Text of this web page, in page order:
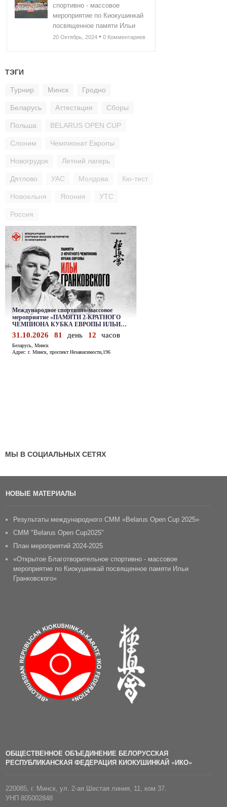
спортивно - массовое
мероприятие по Киокушинкай
посвященное памяти Ильи
20 Октябрь, 2024 • 0 Комментариев
ТЭГИ
Турнир Минск Гродно
Беларусь Аттестация Сборы
Польша BELARUS OPEN CUP
Слоним Чемпионат Европы
Новогрудок Летний лагерь
Дятлово УАС Молдова Кю-тест
Новоельня Япония УТС
Россия
МЫ В СОЦИАЛЬНЫХ СЕТЯХ
НОВЫЕ МАТЕРИАЛЫ
Результаты международного СММ «Belarus Open Cup 2025»
CММ "Belarus Open Cup2025"
План мероприятий 2024-2025
«Открытое Благотворительное спортивно - массовое
мероприятие по Киокушинкай посвященное памяти Ильи
Гранковского»
ОБЩЕСТВЕННОЕ ОБЪЕДИНЕНИЕ БЕЛОРУССКАЯ
РЕСПУБЛИКАНСКАЯ ФЕДЕРАЦИЯ КИОКУШИНКАЙ «ИКО»
220085, г. Минск, ул. 2-ая Шестая линия, 11, ком 37.
УНП 805002848